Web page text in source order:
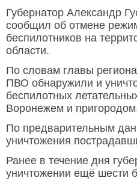
Губернатор Александр
сообщил об отмене
беспилотников на
области.
По словам главы
ПВО обнаружили и
беспилотных
Воронежем и
По предварительным
уничтожения
Ранее в течение дня
уничтожении ещё шести